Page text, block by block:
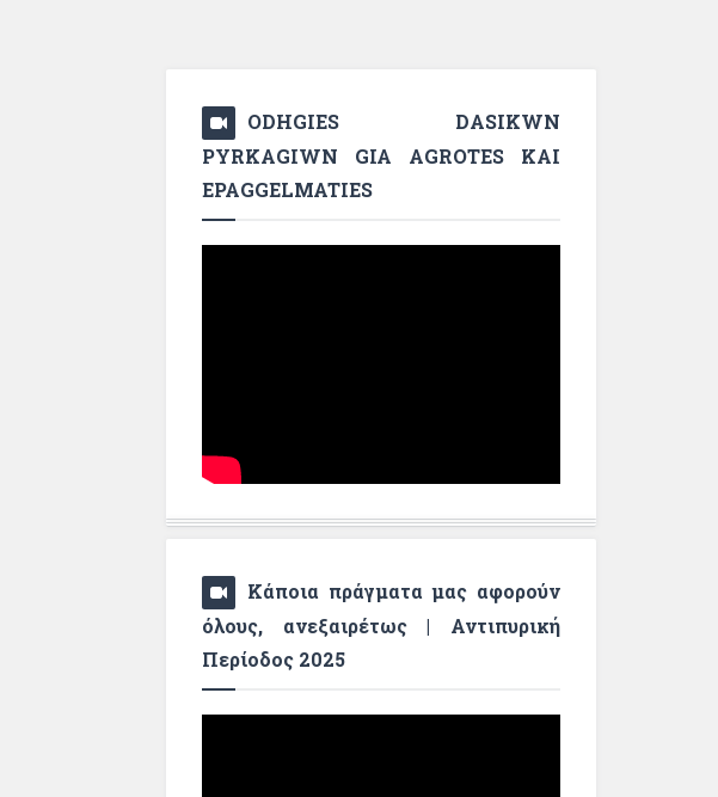
ODHGIES DASIKWN
PYRKAGIWN GIA AGROTES KAI
EPAGGELMATIES
Κάποια πράγματα μας αφορούν
όλους, ανεξαιρέτως | Αντιπυρική
Περίοδος 2025